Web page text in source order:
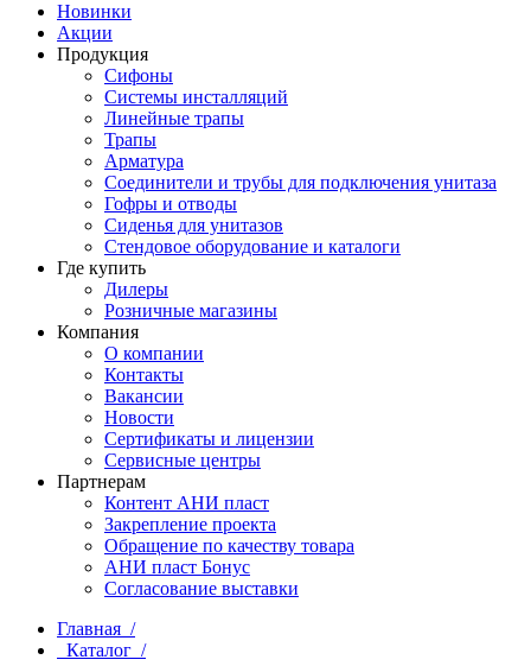
Новинки
Акции
Продукция
Сифоны
Системы инсталляций
Линейные трапы
Трапы
Арматура
Соединители и трубы для подключения унитаза
Гофры и отводы
Сиденья для унитазов
Стендовое оборудование и каталоги
Где купить
Дилеры
Розничные магазины
Компания
О компании
Контакты
Вакансии
Новости
Сертификаты и лицензии
Сервисные центры
Партнерам
Контент АНИ пласт
Закрепление проекта
Обращение по качеству товара
АНИ пласт Бонус
Согласование выставки
Главная /
Каталог /